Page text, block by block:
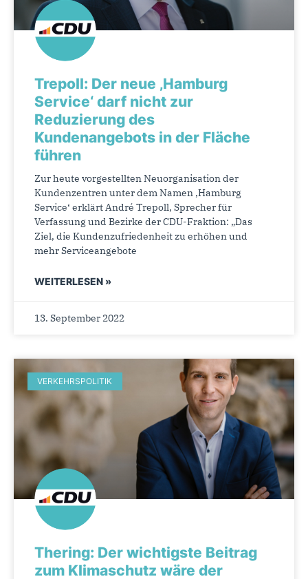
Trepoll: Der neue ‚Hamburg
Service‘ darf nicht zur
Reduzierung des
Kundenangebots in der Fläche
führen
Zur heute vorgestellten Neuorganisation der
Kundenzentren unter dem Namen ‚Hamburg
Service‘ erklärt André Trepoll, Sprecher für
Verfassung und Bezirke der CDU-Fraktion: „Das
Ziel, die Kundenzufriedenheit zu erhöhen und
mehr Serviceangebote
WEITERLESEN »
13. September 2022
VERKEHRSPOLITIK
Thering: Der wichtigste Beitrag
zum Klimaschutz wäre der